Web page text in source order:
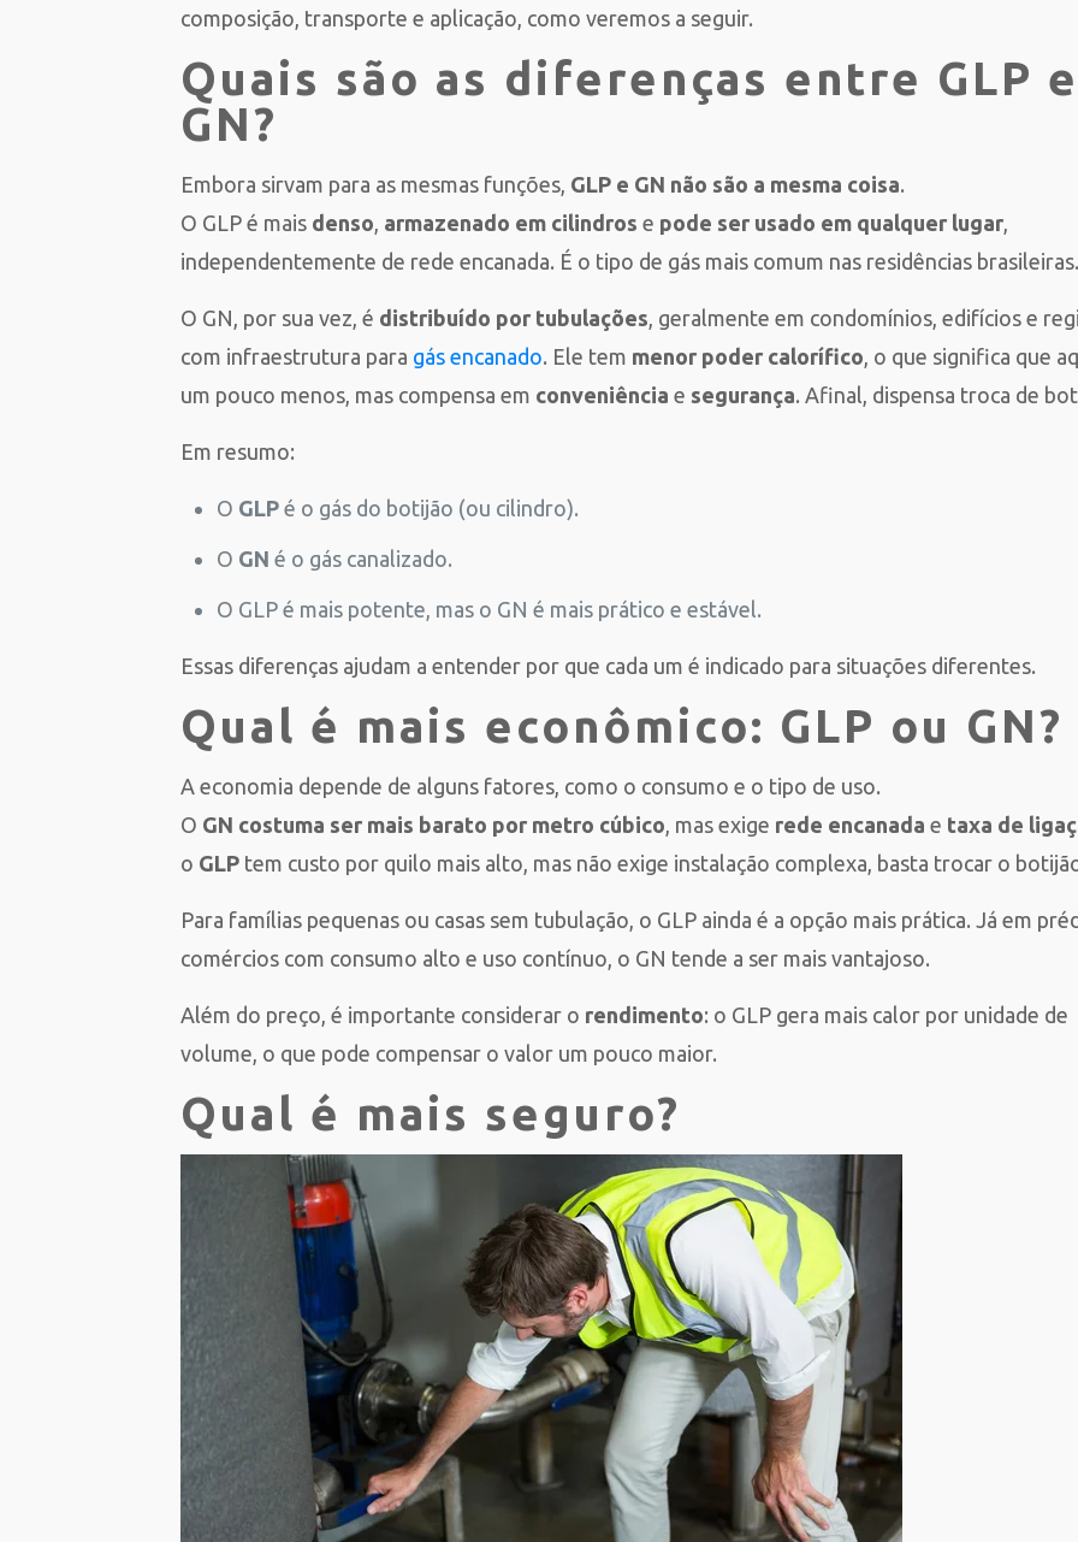
composição, transporte e aplicação, como veremos a seguir.
Quais são as diferenças entre GLP e
GN?
Embora sirvam para as mesmas funções, GLP e GN não são a mesma coisa.
O GLP é mais denso, armazenado em cilindros e pode ser usado em qualquer lugar,
independentemente de rede encanada. É o tipo de gás mais comum nas residências brasileiras.
O GN, por sua vez, é distribuído por tubulações, geralmente em condomínios, edifícios e
com infraestrutura para gás encanado. Ele tem menor poder calorífico, o que significa que
um pouco menos, mas compensa em conveniência e segurança. Afinal, dispensa troca de
Em resumo:
O GLP é o gás do botijão (ou cilindro).
O GN é o gás canalizado.
O GLP é mais potente, mas o GN é mais prático e estável.
Essas diferenças ajudam a entender por que cada um é indicado para situações diferentes.
Qual é mais econômico: GLP ou GN?
A economia depende de alguns fatores, como o consumo e o tipo de uso.
O GN costuma ser mais barato por metro cúbico, mas exige rede encanada e taxa de
o GLP tem custo por quilo mais alto, mas não exige instalação complexa, basta trocar o
Para famílias pequenas ou casas sem tubulação, o GLP ainda é a opção mais prática. Já em
comércios com consumo alto e uso contínuo, o GN tende a ser mais vantajoso.
Além do preço, é importante considerar o rendimento: o GLP gera mais calor por unidade de
volume, o que pode compensar o valor um pouco maior.
Qual é mais seguro?